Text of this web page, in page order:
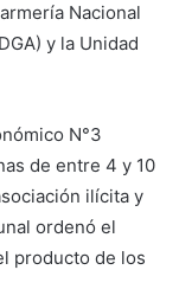
Nacional
y la Unidad
N°3
de entre 4 y 10
ilícita y
ordenó el
producto de los